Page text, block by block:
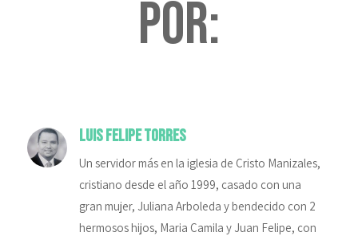
por:
Luis Felipe Torres
Un servidor más en la iglesia de Cristo Manizales,
cristiano desde el año 1999, casado con una
gran mujer, Juliana Arboleda y bendecido con 2
hermosos hijos, Maria Camila y Juan Felipe, con